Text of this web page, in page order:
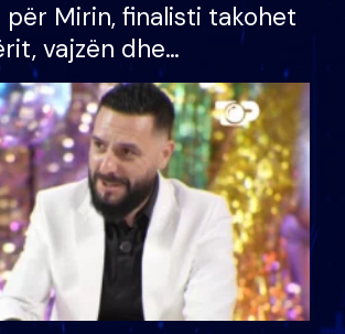
për Mirin, finalisti takohet
vajzën dhe
S’kemi ndonjë letër
jo?